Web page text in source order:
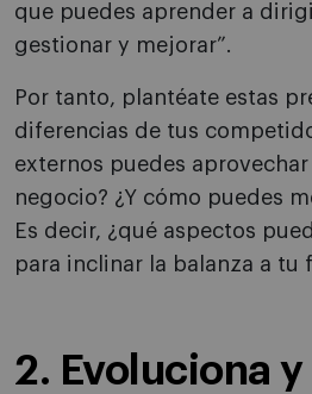
que puedes aprender a
gestionar y mejorar”.
Por tanto, plantéate estas
diferencias de tus
externos puedes
negocio? ¿Y cómo puedes
Es decir, ¿qué aspectos
para inclinar la balanza a tu
2. Evoluciona